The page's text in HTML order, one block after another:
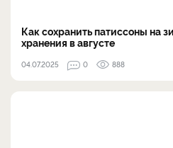
Как сохранить патиссоны на
хранения в августе
04.07.2025 0 888